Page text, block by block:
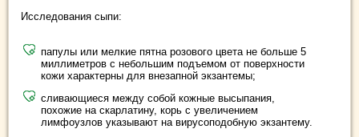
Исследования сыпи:
папулы или мелкие пятна розового цвета не больше 5
миллиметров с небольшим подъемом от поверхности
кожи характерны для внезапной экзантемы;
сливающиеся между собой кожные высыпания,
похожие на скарлатину, корь с увеличением
лимфоузлов указывают на вирусоподобную экзантему.